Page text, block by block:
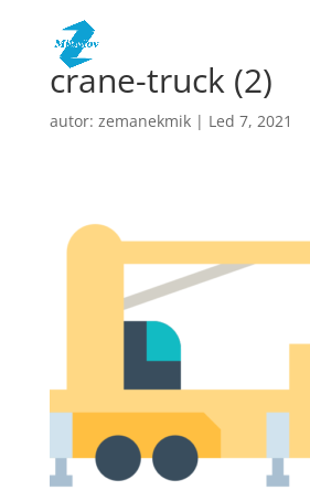
crane-truck (2)
autor: zemanekmik| Led 7, 2021